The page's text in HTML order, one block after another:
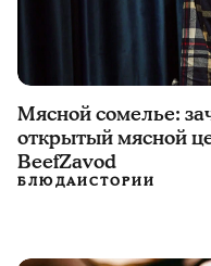
Мясной сомелье:
открытый мясной
BeefZavod
БЛЮДАИСТОРИИ